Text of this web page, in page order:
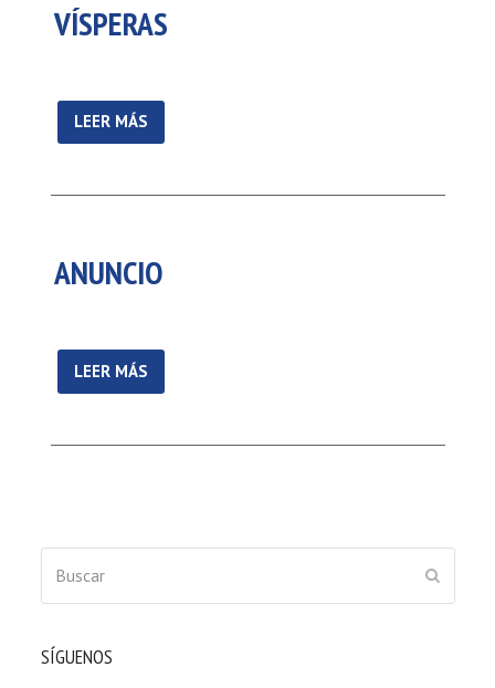
VÍSPERAS
LEER MÁS
ANUNCIO
LEER MÁS
SÍGUENOS